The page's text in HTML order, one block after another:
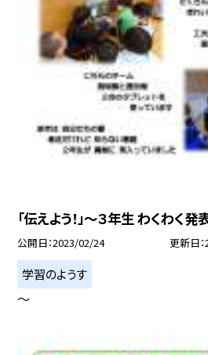
「伝えよう！」〜３年生 わくわく発
公開日 2023/02/24 更新日
学習のようす
〜